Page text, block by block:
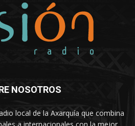
NOSOTROS
local de la Axarquía que combina